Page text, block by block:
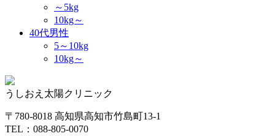
～5kg
10kg～
40代男性
5～10kg
10kg～
うしおえ太陽クリニック
〒780-8018 高知県高知市竹島町13-1
TEL：088-805-0070